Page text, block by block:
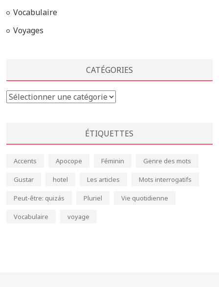
Vocabulaire
Voyages
CATÉGORIES
Catégories
ÉTIQUETTES
Accents Apocope Féminin Genre des mots
Gustar hotel Les articles Mots interrogatifs
Peut-être: quizás Pluriel Vie quotidienne
Vocabulaire voyage